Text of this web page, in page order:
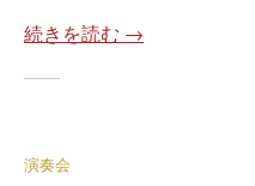
続きを読む →
演奏会